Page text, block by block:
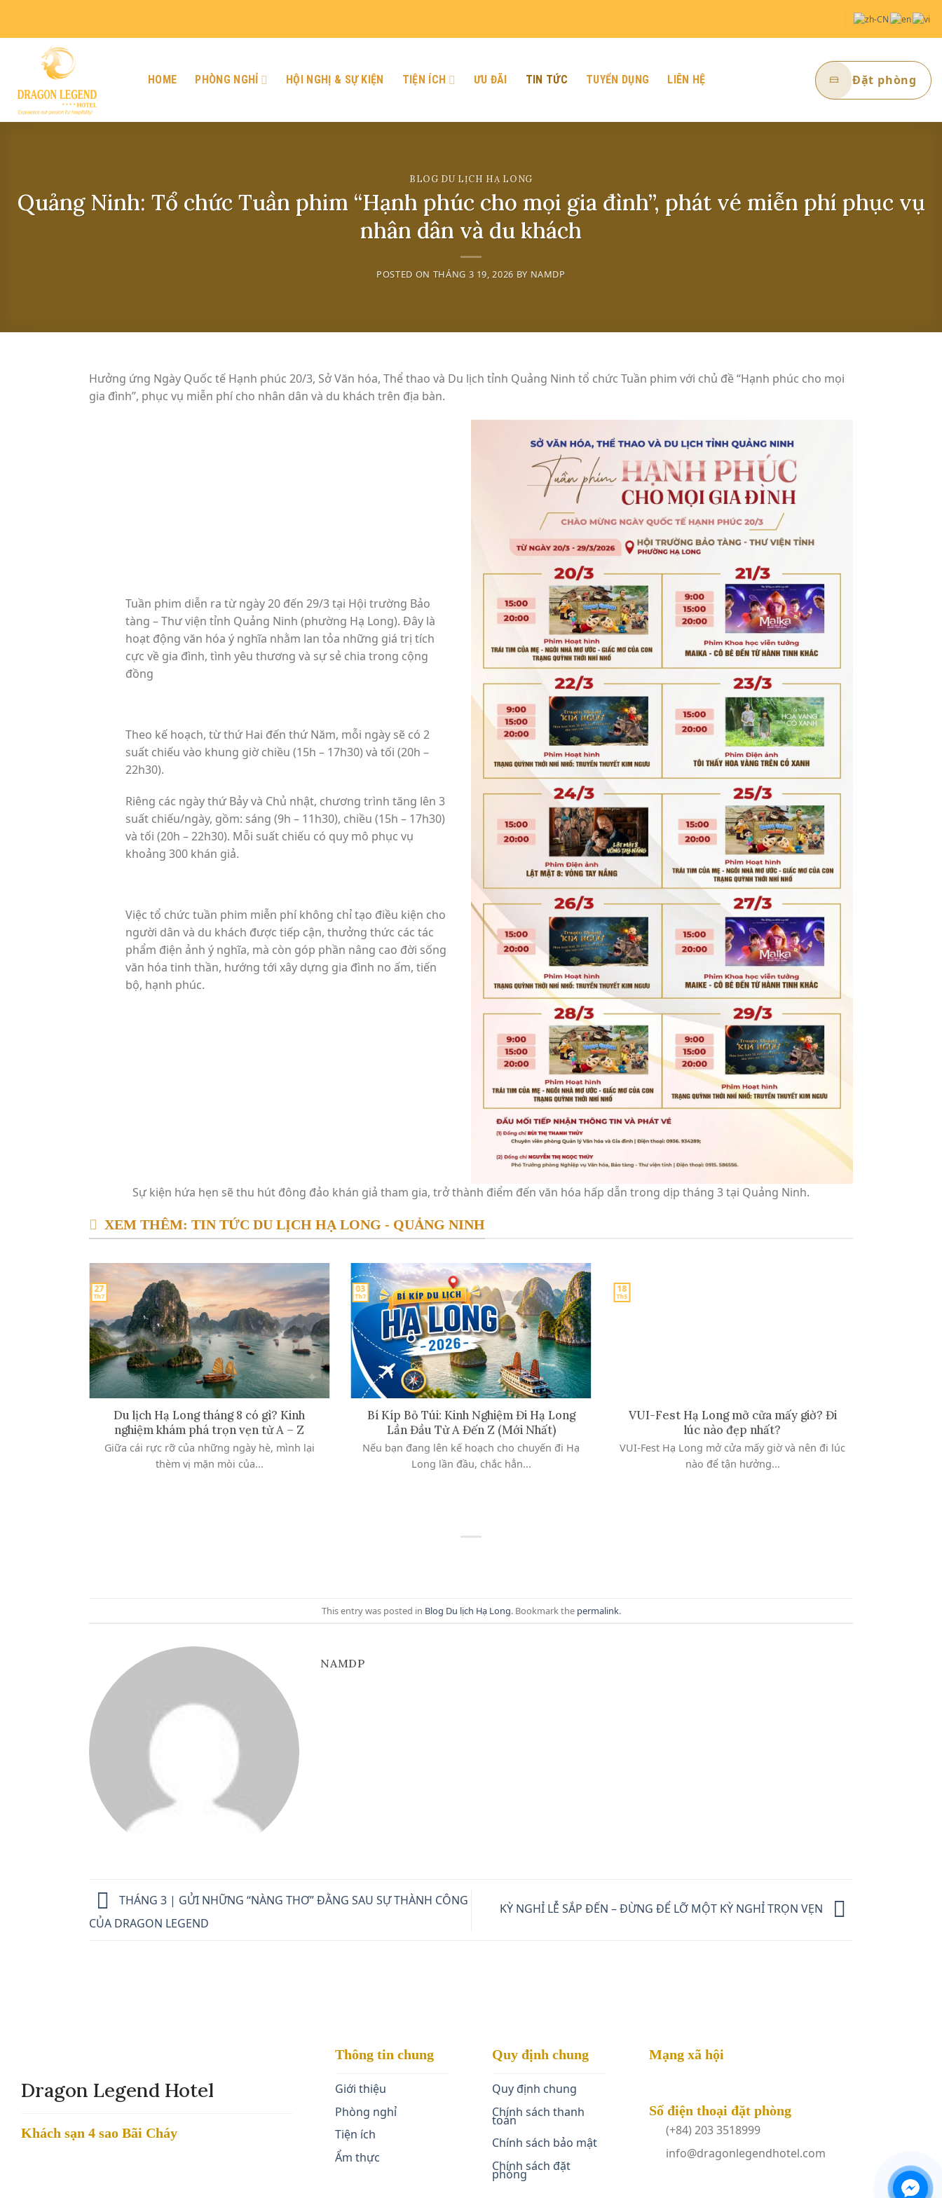
content
HOME PHÒNG NGHỈ HỘI NGHỊ & SỰ KIỆN TIỆN ÍCH ƯU ĐÃI TIN TỨC TUYỂN DỤNG LIÊN HỆ Đặt phòng
BLOG DU LỊCH HẠ LONG
Quảng Ninh: Tổ chức Tuần phim “Hạnh phúc cho mọi gia đình”, phát vé miễn phí phục vụ
nhân dân và du khách
POSTED ON THÁNG 3 19, 2026 BY NAMDP
Hưởng ứng Ngày Quốc tế Hạnh phúc 20/3, Sở Văn hóa, Thể thao và Du lịch tỉnh Quảng Ninh tổ chức Tuần phim với chủ đề “Hạnh phúc cho mọi
gia đình”, phục vụ miễn phí cho nhân dân và du khách trên địa bàn.
Tuần phim diễn ra từ ngày 20 đến 29/3 tại Hội trường Bảo
tàng – Thư viện tỉnh Quảng Ninh (phường Hạ Long). Đây là
hoạt động văn hóa ý nghĩa nhằm lan tỏa những giá trị tích
cực về gia đình, tình yêu thương và sự sẻ chia trong cộng
đồng
Theo kế hoạch, từ thứ Hai đến thứ Năm, mỗi ngày sẽ có 2
suất chiếu vào khung giờ chiều (15h – 17h30) và tối (20h –
22h30).
Riêng các ngày thứ Bảy và Chủ nhật, chương trình tăng lên 3
suất chiếu/ngày, gồm: sáng (9h – 11h30), chiều (15h – 17h30)
và tối (20h – 22h30). Mỗi suất chiếu có quy mô phục vụ
khoảng 300 khán giả.
Việc tổ chức tuần phim miễn phí không chỉ tạo điều kiện cho
người dân và du khách được tiếp cận, thưởng thức các tác
phẩm điện ảnh ý nghĩa, mà còn góp phần nâng cao đời sống
văn hóa tinh thần, hướng tới xây dựng gia đình no ấm, tiến
bộ, hạnh phúc.
Sự kiện hứa hẹn sẽ thu hút đông đảo khán giả tham gia, trở thành điểm đến văn hóa hấp dẫn trong dịp tháng 3 tại Quảng Ninh.
XEM THÊM: TIN TỨC DU LỊCH HẠ LONG - QUẢNG NINH
Du lịch Hạ Long tháng 8 có gì? Kinh
nghiệm khám phá trọn vẹn từ A – Z
Giữa cái rực rỡ của những ngày hè, mình lại
thèm vị mặn mòi của...
27
Th7
Bí Kíp Bỏ Túi: Kinh Nghiệm Đi Hạ Long
Lần Đầu Từ A Đến Z (Mới Nhất)
Nếu bạn đang lên kế hoạch cho chuyến đi Hạ
Long lần đầu, chắc hẳn...
03
Th7
VUI-Fest Hạ Long mở cửa mấy giờ? Đi
lúc nào đẹp nhất?
VUI-Fest Hạ Long mở cửa mấy giờ và nên đi lúc
nào để tận hưởng...
18
Th5
This entry was posted in Blog Du lịch Hạ Long. Bookmark the permalink.
NAMDP
THÁNG 3 | GỬI NHỮNG “NÀNG THƠ” ĐẰNG SAU SỰ THÀNH CÔNG
CỦA DRAGON LEGEND
KỲ NGHỈ LỄ SẮP ĐẾN – ĐỪNG ĐỂ LỠ MỘT KỲ NGHỈ TRỌN VẸN
Dragon Legend Hotel
Khách sạn 4 sao Bãi Cháy
Thông tin chung
Giới thiệu
Phòng nghỉ
Tiện ích
Ẩm thực
Quy định chung
Quy định chung
Chính sách thanh
toán
Chính sách bảo mật
Chính sách đặt
phòng
Mạng xã hội
Số điện thoại đặt phòng
(+84) 203 3518999
info@dragonlegendhotel.com